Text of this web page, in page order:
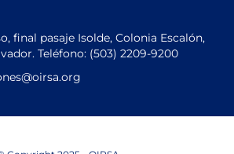
final pasaje Isolde, Colonia Escalón,
Teléfono: (503) 2209-9200
@oirsa.org